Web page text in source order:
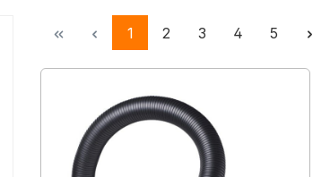
Page
1 Page
2 Page
3 Page
4 Page
5